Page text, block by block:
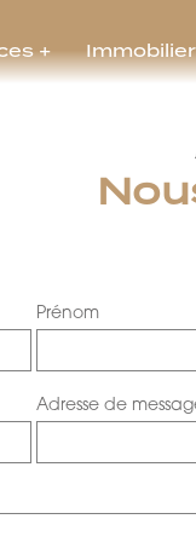
+
Prénom
Adresse de